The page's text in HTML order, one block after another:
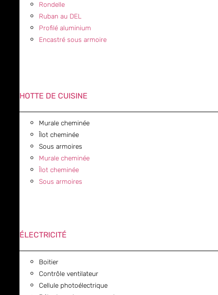
Rondelle
Ruban au DEL
Profilé aluminium
Encastré sous armoire
HOTTE DE CUISINE
Murale cheminée
Îlot cheminée
Sous armoires
Murale cheminée
Îlot cheminée
Sous armoires
ÉLECTRICITÉ
Boitier
Contrôle ventilateur
Cellule photoélectrique